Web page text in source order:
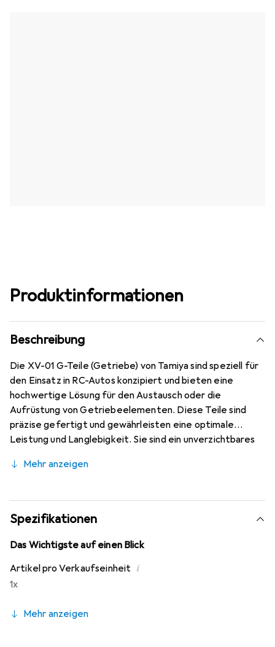
Produktinformationen
Beschreibung
Die XV-01 G-Teile (Getriebe) von Tamiya sind speziell für
den Einsatz in RC-Autos konzipiert und bieten eine
hochwertige Lösung für den Austausch oder die
Aufrüstung von Getriebeelementen. Diese Teile sind
präzise gefertigt und gewährleisten eine optimale
Leistung und Langlebigkeit. Sie sind ein unverzichtbares
neuesten Stand halten möchten. Die G-Teile sind nicht
zu einer idealen Wahl für Hobbyisten und Enthusiasten
macht, die Wert auf Qualität und Zuverlässigkeit legen.
Mit einem ansprechenden Design und einer durchdachten
Konstruktion sind diese Teile darauf ausgelegt, die
reibungsloses Fahrerlebnis zu gewährleisten.
Mehr anzeigen
Spezifikationen
Das Wichtigste auf einen Blick
Artikel pro Verkaufseinheit i
1x
Mehr anzeigen